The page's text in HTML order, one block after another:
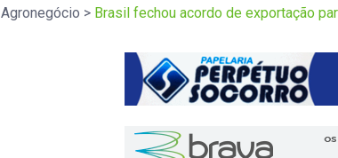
Agronegócio > Brasil fechou acordo de exportação